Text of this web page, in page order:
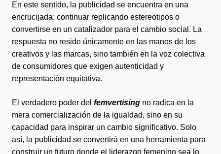
En este sentido, la publicidad se encuentra en una
encrucijada: continuar replicando estereotipos o
convertirse en un catalizador para el cambio social. La
respuesta no reside únicamente en las manos de los
creativos y las marcas, sino también en la voz colectiva
de consumidores que exigen autenticidad y
representación equitativa.
El verdadero poder del femvertising no radica en la
mera comercialización de la igualdad, sino en su
capacidad para inspirar un cambio significativo. Solo
así, la publicidad se convertirá en una herramienta para
construir un futuro donde el liderazgo femenino sea lo